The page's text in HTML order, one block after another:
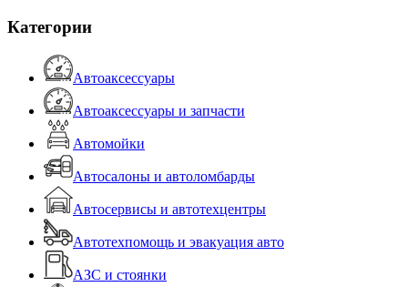
Категории
Автоаксессуары
Автоаксессуары и запчасти
Автомойки
Автосалоны и автоломбарды
Автосервисы и автотехцентры
Автотехпомощь и эвакуация авто
АЗС и стоянки